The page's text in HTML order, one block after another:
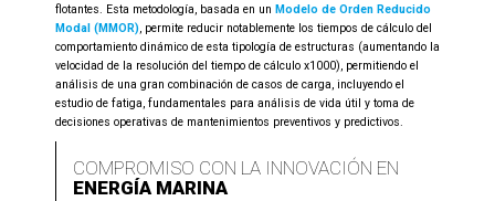
flotantes. Esta metodología, basada en un Modelo de Orden Reducido
Modal (MMOR) , permite reducir notablemente los tiempos de cálculo del
comportamiento dinámico de esta tipología de estructuras (aumentando la
velocidad de la resolución del tiempo de cálculo x1000), permitiendo el
análisis de una gran combinación de casos de carga, incluyendo el
estudio de fatiga, fundamentales para análisis de vida útil y toma de
decisiones operativas de mantenimientos preventivos y predictivos.
COMPROMISO CON LA INNOVACIÓN EN
ENERGÍA MARINA